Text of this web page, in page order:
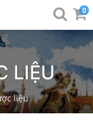
0
LIỆU
liệu